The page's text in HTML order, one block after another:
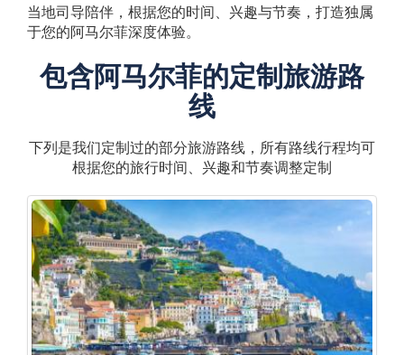
当地司导陪伴，根据您的时间、兴趣与节奏，打造独属
于您的阿马尔菲深度体验。
包含阿马尔菲的定制旅游路
线
下列是我们定制过的部分旅游路线，所有路线行程均可
根据您的旅行时间、兴趣和节奏调整定制